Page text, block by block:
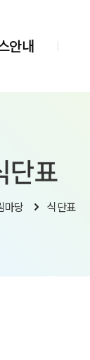
안내
단표
마당 식단표